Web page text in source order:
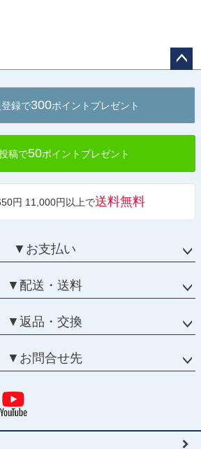
へ
録で300ポイントプレゼント
稿で50ポイントプレゼント
円 11,000円以上で送料無料
▼お支払い
▼配送・送料
▼返品・交換
▼お問合せ先